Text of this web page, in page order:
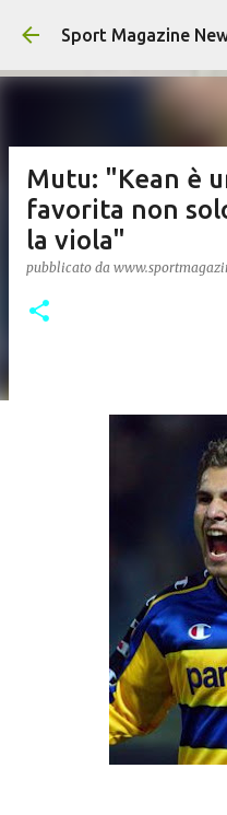
Passa ai
Mutu: "Kean è
favorita non
la viola"
pubblicato da